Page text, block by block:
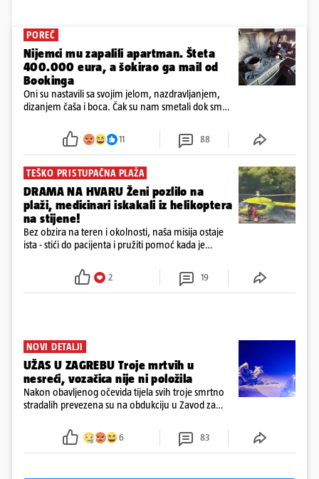
POREČ
Nijemci mu zapalili apartman. Šteta
400.000 eura, a šokirao ga mail od
Bookinga
Oni su nastavili sa svojim jelom, nazdravljanjem,
dizanjem čaša i boca. Čak su nam smetali dok smo
požar, rekao je vlasnik
11 88
TEŠKO PRISTUPAČNA PLAŽA
DRAMA NA HVARU Ženi pozlilo na
plaži, medicinari iskakali iz helikoptera
na stijene!
Bez obzira na teren i okolnosti, naša misija ostaje
ista - stići do pacijenta i pružiti pomoć kada je
2 19
NOVI DETALJI
UŽAS U ZAGREBU Troje mrtvih u
nesreći, vozačica nije ni položila
Nakon obavljenog očevida tijela svih troje smrtno
stradalih prevezena su na obdukciju u Zavod za
policija nastavlja kriminalističko istraživanje
6 83